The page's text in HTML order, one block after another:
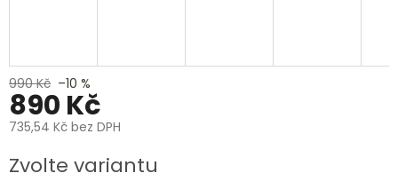
990 Kč –10 %
890 Kč
735,54 Kč bez DPH
cena:
Zvolte variantu